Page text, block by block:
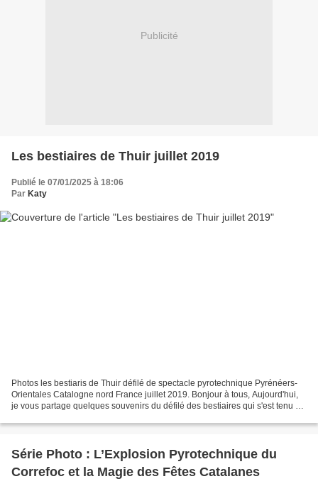
Publicité
Les bestiaires de Thuir juillet 2019
Publié le 07/01/2025 à 18:06
Par Katy
Photos les bestiaris de Thuir défilé de spectacle pyrotechnique Pyrénéers-
Orientales Catalogne nord France juillet 2019. Bonjour à tous, Aujourd'hui,
je vous partage quelques souvenirs du défilé des bestiaires qui s'est tenu en
Série Photo : L’Explosion Pyrotechnique du
Correfoc et la Magie des Fêtes Catalanes